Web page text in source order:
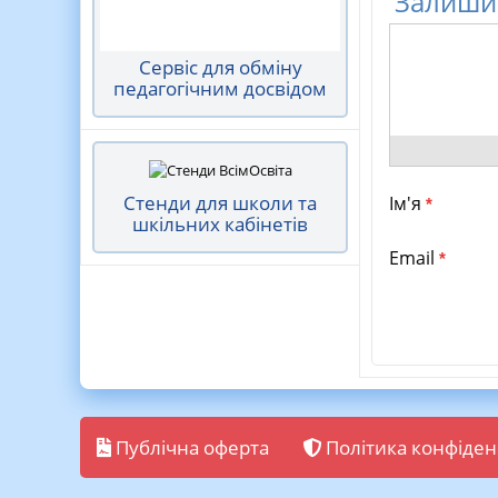
Сервіс для обміну
педагогічним досвідом
Стенди для школи та
шкільних кабінетів
Ім'я *
Email *
Публічна оферта Політика